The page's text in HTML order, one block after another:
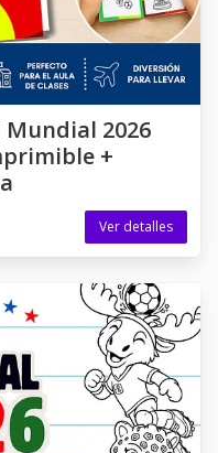
2026
+
Ver detalles